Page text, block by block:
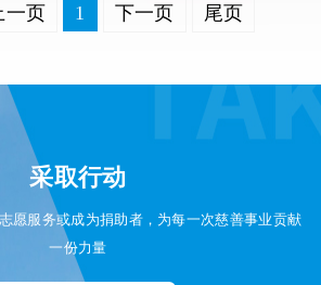
一页 1 下一页 尾页
采取行动
愿服务或成为捐助者，为每一次慈善事业贡献
一份力量